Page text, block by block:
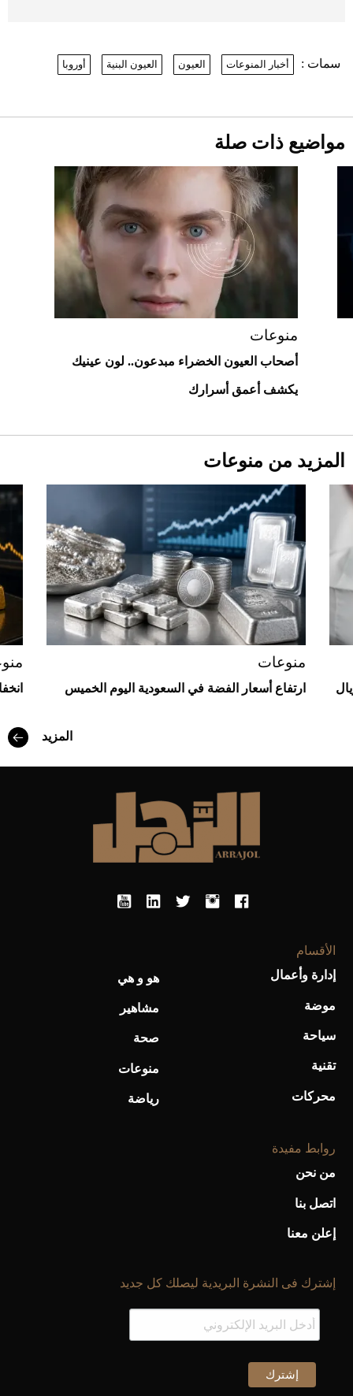
أغلى 10 عطور في العالم للرجال تمنحك فخامة
استثنائية
Aston Martin Valiant: على هوى الأبطال
أحذية Mary Jane: ترف وأناقة للرجال
"بوجاتي ميسترال" الاستثنائية للبيع في
مزاد مونتيري
سمات : أخبار المنوعات العيون العيون البنية أوروبا
مواضيع ذات صلة
منوعات
أصحاب العيون الخضراء مبدعون.. لون عينيك
يكشف أعمق أسرارك
المزيد من منوعات
منوعات
ارتفاع أسعار الفضة في السعودية اليوم الخميس
المزيد
الأقسام
إدارة وأعمال
موضة
سياحة
تقنية
محركات
هو و هي
مشاهير
صحة
منوعات
رياضة
روابط مفيدة
من نحن
اتصل بنا
إعلن معنا
إشترك فى النشرة البريدية ليصلك كل جديد